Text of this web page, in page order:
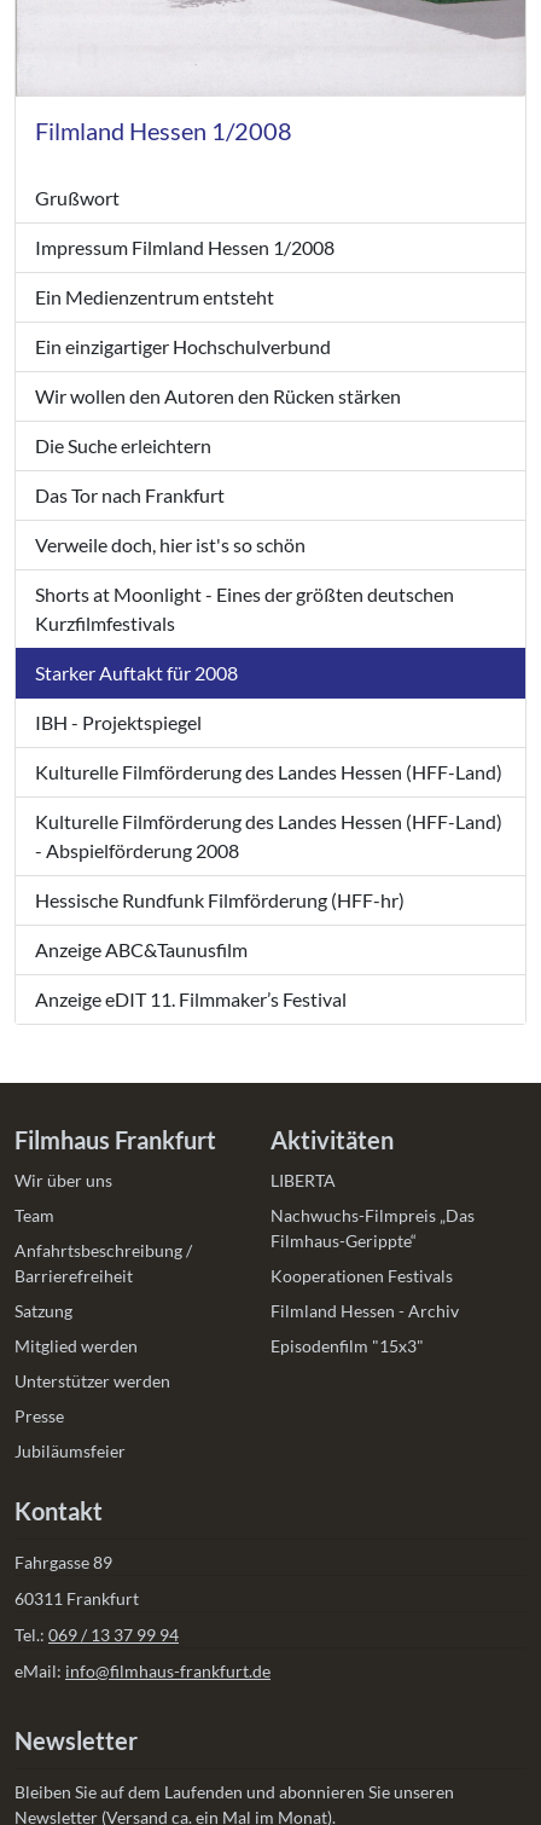
Filmland Hessen 1/2008
Grußwort
Impressum Filmland Hessen 1/2008
Ein Medienzentrum entsteht
Ein einzigartiger Hochschulverbund
Wir wollen den Autoren den Rücken stärken
Die Suche erleichtern
Das Tor nach Frankfurt
Verweile doch, hier ist's so schön
Shorts at Moonlight - Eines der größten deutschen
Kurzfilmfestivals
Starker Auftakt für 2008
IBH - Projektspiegel
Kulturelle Filmförderung des Landes Hessen (HFF-Land)
Kulturelle Filmförderung des Landes Hessen (HFF-Land)
- Abspielförderung 2008
Hessische Rundfunk Filmförderung (HFF-hr)
Anzeige ABC&Taunusfilm
Anzeige eDIT 11. Filmmaker’s Festival
Filmhaus Frankfurt
Wir über uns
Team
Anfahrtsbeschreibung /
Barrierefreiheit
Satzung
Mitglied werden
Unterstützer werden
Presse
Jubiläumsfeier
Aktivitäten
LIBERTA
Nachwuchs-Filmpreis „Das
Filmhaus-Gerippte“
Kooperationen Festivals
Filmland Hessen - Archiv
Episodenfilm "15x3"
Kontakt
Fahrgasse 89
60311 Frankfurt
Tel.: 069 / 13 37 99 94
eMail: info@filmhaus-frankfurt.de
Newsletter
Bleiben Sie auf dem Laufenden und abonnieren Sie unseren
Newsletter (Versand ca. ein Mal im Monat).